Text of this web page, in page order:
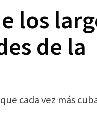
los
de la
cada vez más